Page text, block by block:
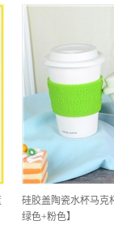
硅胶盖陶瓷水杯马克
绿色+粉色】